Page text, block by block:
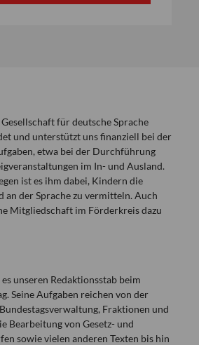
für deutsche Sprache
und unterstützt uns finanziell bei der
etwa bei der Durchführung
im In- und Ausland.
ist es ihm dabei, Kindern die
an der Sprache zu vermitteln. Auch
Mitgliedschaft im Förderkreis dazu
unseren Redaktionsstab beim
Seine Aufgaben reichen von der
Fraktionen und
Bearbeitung von Gesetz- und
sowie vielen anderen Texten bis hin